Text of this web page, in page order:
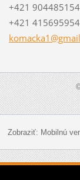
+421 904485154
+421 415695954
komacka1
Zobraziť: Mobilnú